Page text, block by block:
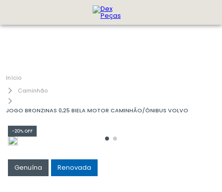
Caminhão
JOGO BRONZINAS 0,25 BIELA MOTOR CAMINHÃO/ÔNIBUS VOLVO
-20% OFF
Genuína Renovada